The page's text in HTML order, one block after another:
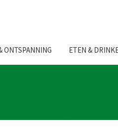
ONTSPANNING ETEN &